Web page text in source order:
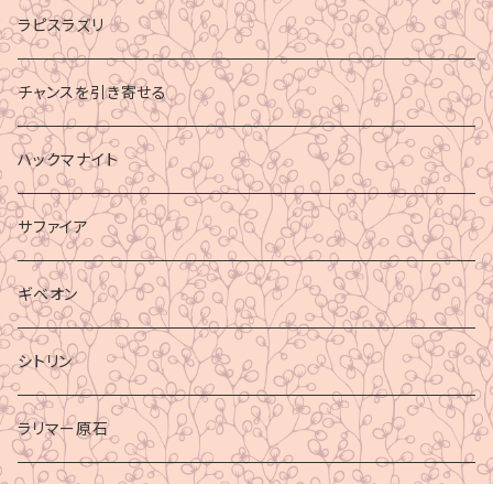
ラピスラズリ
チャンスを引き寄せる
ハックマナイト
サファイア
ギベオン
シトリン
ラリマー原石